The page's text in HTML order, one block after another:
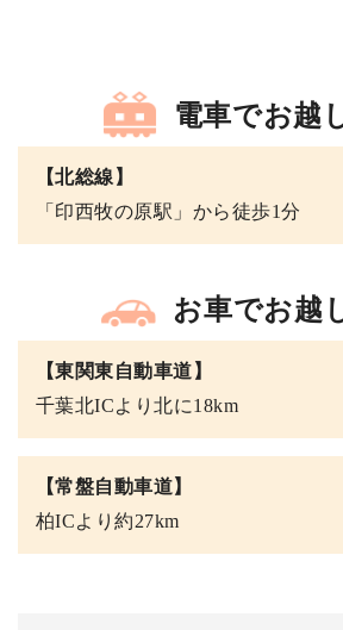
電車でお越
【北総線】
「印西牧の原駅」から徒歩1分
お車でお越
【東関東自動車道】
千葉北ICより北に18km
【常盤自動車道】
柏ICより約27km